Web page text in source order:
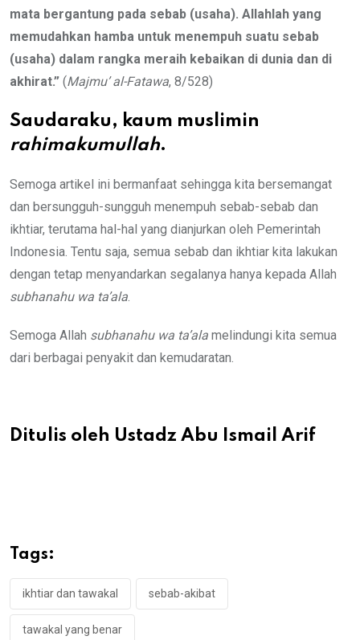
mata bergantung pada sebab (usaha). Allahlah yang
memudahkan hamba untuk menempuh suatu sebab
(usaha) dalam rangka meraih kebaikan di dunia dan di
akhirat.” (Majmu’ al-Fatawa, 8/528)
Saudaraku, kaum muslimin
rahimakumullah.
Semoga artikel ini bermanfaat sehingga kita bersemangat
dan bersungguh-sungguh menempuh sebab-sebab dan
ikhtiar, terutama hal-hal yang dianjurkan oleh Pemerintah
Indonesia. Tentu saja, semua sebab dan ikhtiar kita lakukan
dengan tetap menyandarkan segalanya hanya kepada Allah
subhanahu wa ta’ala.
Semoga Allah subhanahu wa ta’ala melindungi kita semua
dari berbagai penyakit dan kemudaratan.
Ditulis oleh Ustadz Abu Ismail Arif
Tags:
ikhtiar dan tawakal sebab-akibat
tawakal yang benar